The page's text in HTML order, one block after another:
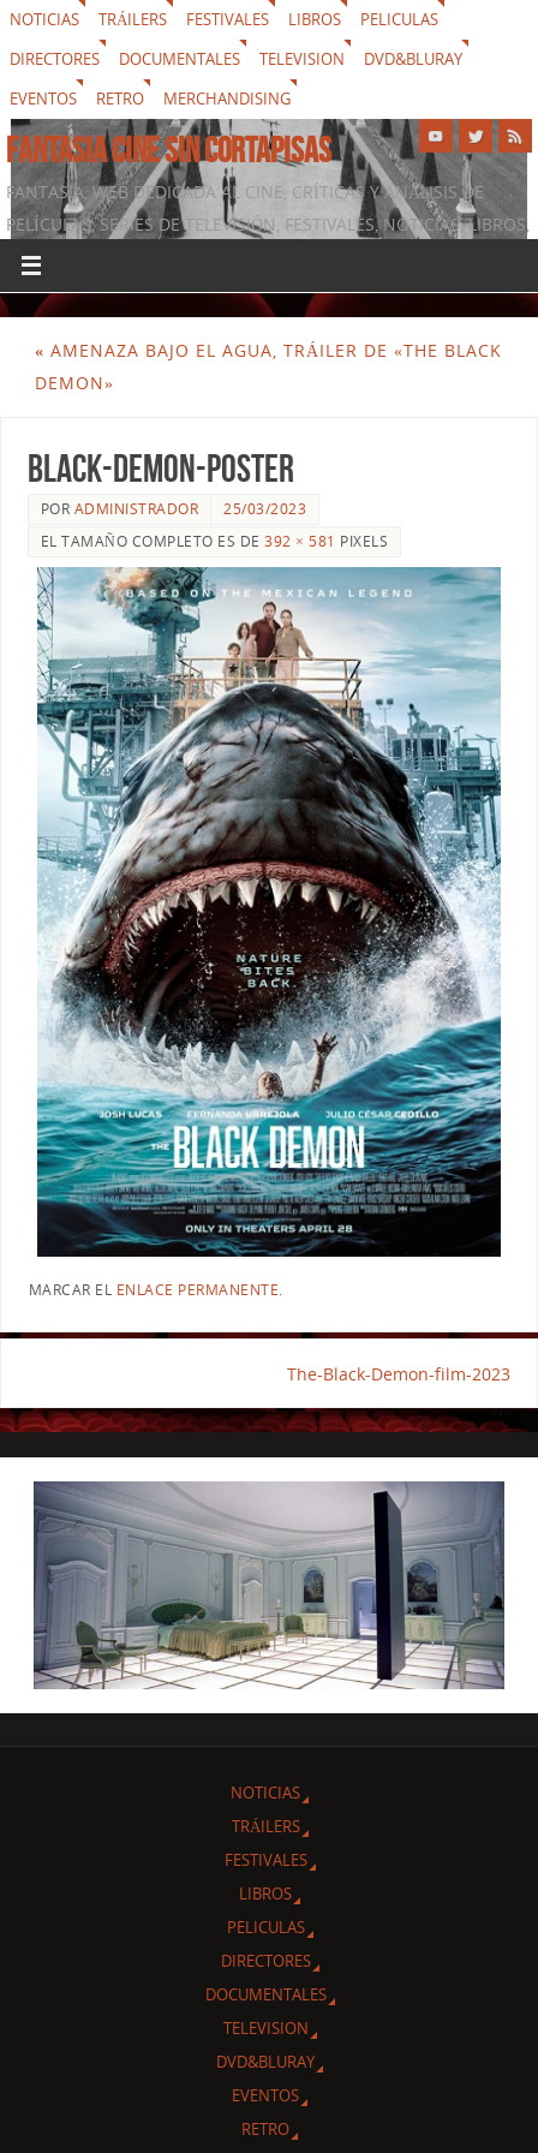
NOTICIAS TRÁILERS FESTIVALES LIBROS
PELICULAS
DIRECTORES
DOCUMENTALES TELEVISION
DVD&BLURAY
EVENTOS
RETRO MERCHANDISING
FANTASIA CINE SIN CORTAPISAS
FANTASIA, WEB DEDICADA AL CINE, CRÍTICAS Y ANÁLISIS DE
PELÍCULAS, SERIES DE TELEVISIÓN, FESTIVALES, NOTICIAS, LIBROS,
DVD & BLURAY, MERCHANDISING Y TODO LO QUE RODEA AL
SÉPTIMO ARTE
« AMENAZA BAJO EL AGUA, TRÁILER DE «THE BLACK
DEMON»
black-demon-poster
POR ADMINISTRADOR
25/03/2023
EL TAMAÑO COMPLETO ES DE392 × 581 PIXELS
MARCAR EL ENLACE PERMANENTE.
The-Black-Demon-film-2023
NOTICIAS
TRÁILERS
FESTIVALES
LIBROS
PELICULAS
DIRECTORES
DOCUMENTALES
TELEVISION
DVD&BLURAY
EVENTOS
RETRO